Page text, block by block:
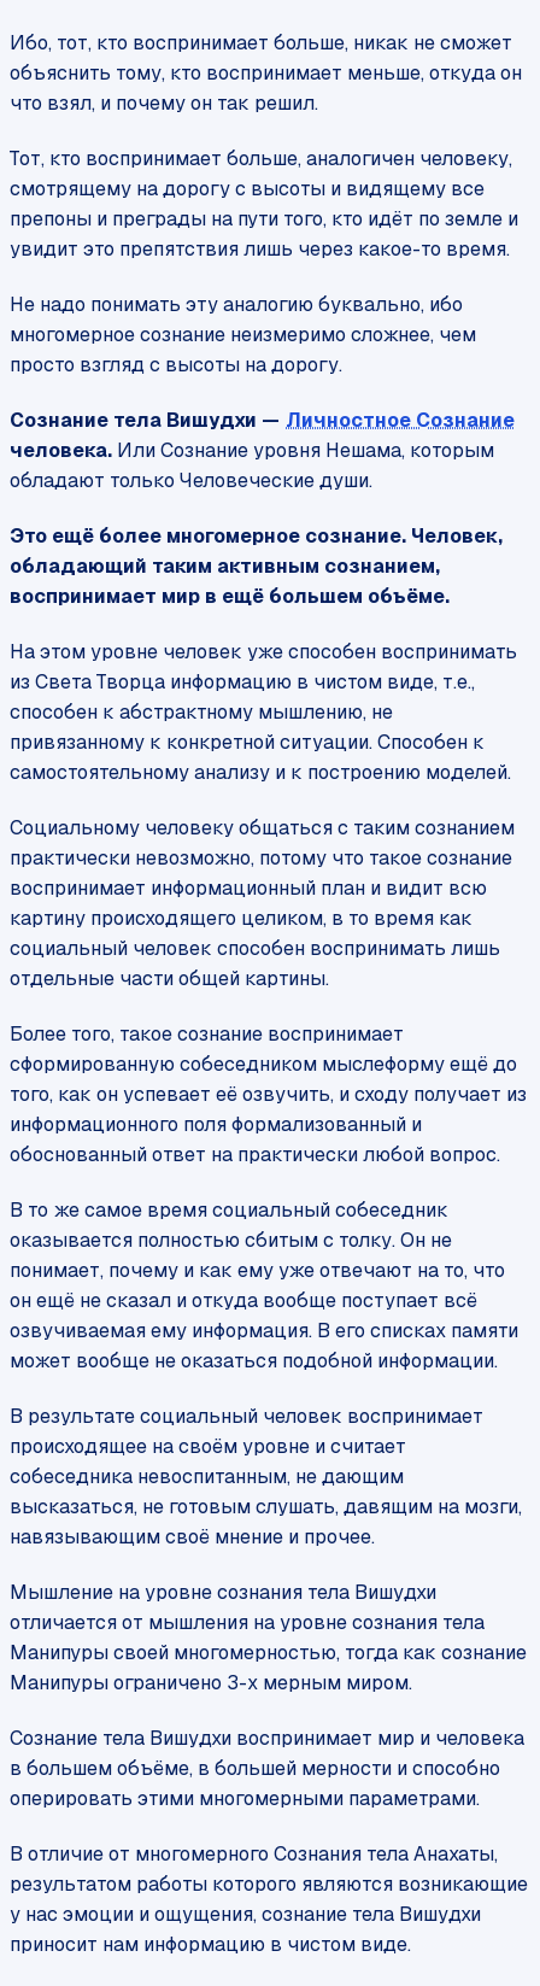
Ибо, тот, кто воспринимает больше, никак не сможет
объяснить тому, кто воспринимает меньше, откуда он
что взял, и почему он так решил.
Тот, кто воспринимает больше, аналогичен человеку,
смотрящему на дорогу с высоты и видящему все
препоны и преграды на пути того, кто идёт по земле и
увидит это препятствия лишь через какое-то время.
Не надо понимать эту аналогию буквально, ибо
многомерное сознание неизмеримо сложнее, чем
просто взгляд с высоты на дорогу.
Сознание тела Вишудхи — Личностное Сознание
человека. Или Сознание уровня Нешама, которым
обладают только Человеческие души.
Это ещё более многомерное сознание. Человек,
обладающий таким активным сознанием,
воспринимает мир в ещё большем объёме.
На этом уровне человек уже способен воспринимать
из Света Творца информацию в чистом виде, т.е.,
способен к абстрактному мышлению, не
привязанному к конкретной ситуации. Способен к
самостоятельному анализу и к построению моделей.
Социальному человеку общаться с таким сознанием
практически невозможно, потому что такое сознание
воспринимает информационный план и видит всю
картину происходящего целиком, в то время как
социальный человек способен воспринимать лишь
отдельные части общей картины.
Более того, такое сознание воспринимает
сформированную собеседником мыслеформу ещё до
того, как он успевает её озвучить, и сходу получает из
информационного поля формализованный и
обоснованный ответ на практически любой вопрос.
В то же самое время социальный собеседник
оказывается полностью сбитым с толку. Он не
понимает, почему и как ему уже отвечают на то, что
он ещё не сказал и откуда вообще поступает всё
озвучиваемая ему информация. В его списках памяти
может вообще не оказаться подобной информации.
В результате социальный человек воспринимает
происходящее на своём уровне и считает
собеседника невоспитанным, не дающим
высказаться, не готовым слушать, давящим на мозги,
навязывающим своё мнение и прочее.
Мышление на уровне сознания тела Вишудхи
отличается от мышления на уровне сознания тела
Манипуры своей многомерностью, тогда как сознание
Манипуры ограничено 3-х мерным миром.
Сознание тела Вишудхи воспринимает мир и человека
в большем объёме, в большей мерности и способно
оперировать этими многомерными параметрами.
В отличие от многомерного Сознания тела Анахаты,
результатом работы которого являются возникающие
у нас эмоции и ощущения, сознание тела Вишудхи
приносит нам информацию в чистом виде.